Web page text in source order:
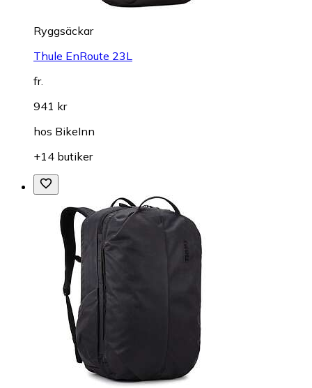
Ryggsäckar
Thule EnRoute 23L
fr.
941 kr
hos BikeInn
+14 butiker